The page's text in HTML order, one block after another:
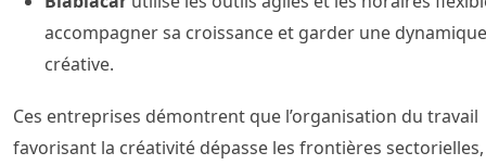
accompagner sa croissance et garder une dynamique
créative.
Ces entreprises démontrent que l’organisation du travail
favorisant la créativité dépasse les frontières sectorielles,